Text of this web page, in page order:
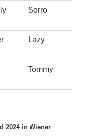
Sorro
Lazy
Tommy
2024 in Wiener